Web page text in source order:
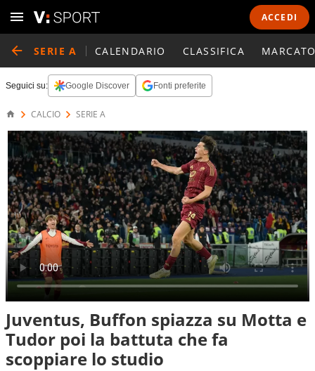
ACCEDI
SERIE A CALENDARIO CLASSIFICA
Seguici su: Google Discover Fonti preferite
CALCIO SERIE A
Juventus, Buffon spiazza su Motta e
Tudor poi la battuta che fa
scoppiare lo studio